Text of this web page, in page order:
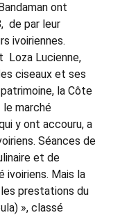
ont
de par leur
ivoiriennes.
Loza Lucienne,
ciseaux et ses
la Côte
le marché
y ont accouru, a
Séances de
et de
Mais la
prestations du
», classé